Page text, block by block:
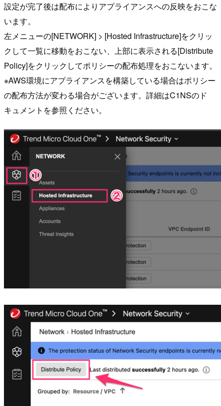
設定が完了後は配布によりアプライアンスへの反映をおこな
います。
左メニューの[NETWORK] > [Hosted Infrastructure]をクリッ
クして一覧に移動をおこない、上部に表示される[Distribute
Policy]をクリックしてポリシーの配布処理をおこないます。
※AWS環境にアプライアンスを構築している場合はポリシー
の配布方法が変わる場合がございます。詳細はC1NSのド
キュメントを参照ください。